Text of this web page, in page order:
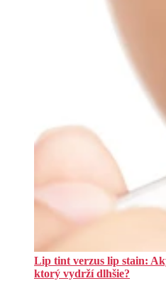
Lip tint verzus lip stain:
ktorý vydrží dlhšie?